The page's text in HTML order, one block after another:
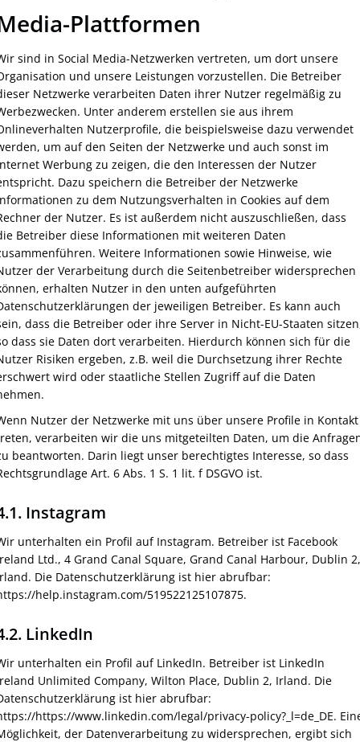
Plattformen
sind in Social Media-Netzwerken vertreten, um dort unsere
und unsere Leistungen vorzustellen. Die Betreiber
Netzwerke verarbeiten Daten ihrer Nutzer regelmäßig zu
Unter anderem erstellen sie aus ihrem
Nutzerprofile, die beispielsweise dazu verwendet
um auf den Seiten der Netzwerke und auch sonst im
Werbung zu zeigen, die den Interessen der Nutzer
Dazu speichern die Betreiber der Netzwerke
zu dem Nutzungsverhalten in Cookies auf dem
der Nutzer. Es ist außerdem nicht auszuschließen, dass
Betreiber diese Informationen mit weiteren Daten
Weitere Informationen sowie Hinweise, wie
der Verarbeitung durch die Seitenbetreiber widersprechen
erhalten Nutzer in den unten aufgeführten
der jeweiligen Betreiber. Es kann auch
dass die Betreiber oder ihre Server in Nicht-EU-Staaten
dass sie Daten dort verarbeiten. Hierdurch können sich für die
Risiken ergeben, z.B. weil die Durchsetzung ihrer Rechte
wird oder staatliche Stellen Zugriff auf die Daten
Nutzer der Netzwerke mit uns über unsere Profile in Kontakt
verarbeiten wir die uns mitgeteilten Daten, um die
beantworten. Darin liegt unser berechtigtes Interesse, so dass
Art. 6 Abs. 1 S. 1 lit. f DSGVO ist.
Instagram
unterhalten ein Profil auf Instagram. Betreiber ist Facebook
Ltd., 4 Grand Canal Square, Grand Canal Harbour, Dublin 2,
Die Datenschutzerklärung ist hier abrufbar:
help.instagram.com/519522125107875.
LinkedIn
unterhalten ein Profil auf LinkedIn. Betreiber ist LinkedIn
Unlimited Company, Wilton Place, Dublin 2, Irland. Die
ist hier abrufbar:
https://www.linkedin.com/legal/privacy-policy?_l=de_DE.
der Datenverarbeitung zu widersprechen, ergibt sich